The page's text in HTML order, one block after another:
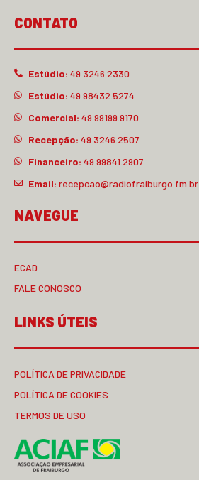
CONTATO
Estúdio: 49 3246.2330
Estúdio: 49 98432.5274
Comercial: 49 99199.9170
Recepção: 49 3246.2507
Financeiro: 49 99841.2907
Email: recepcao@radiofraiburgo.fm.br
NAVEGUE
ECAD
FALE CONOSCO
LINKS ÚTEIS
POLÍTICA DE PRIVACIDADE
POLÍTICA DE COOKIES
TERMOS DE USO